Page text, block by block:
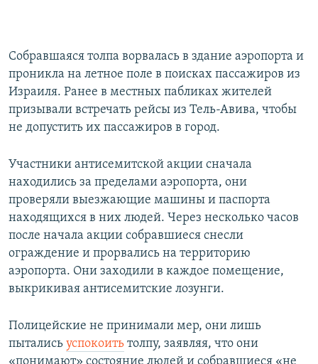
Собравшаяся толпа ворвалась в здание аэропорта и
проникла на летное поле в поисках пассажиров из
Израиля. Ранее в местных пабликах жителей
призывали встречать рейсы из Тель-Авива, чтобы
не допустить их пассажиров в город.
Участники антисемитской акции сначала
находились за пределами аэропорта, они
проверяли выезжающие машины и паспорта
находящихся в них людей. Через несколько часов
после начала акции собравшиеся снесли
ограждение и прорвались на территорию
аэропорта. Они заходили в каждое помещение,
выкрикивая антисемитские лозунги.
Полицейские не принимали мер, они лишь
пытались успокоить толпу, заявляя, что они